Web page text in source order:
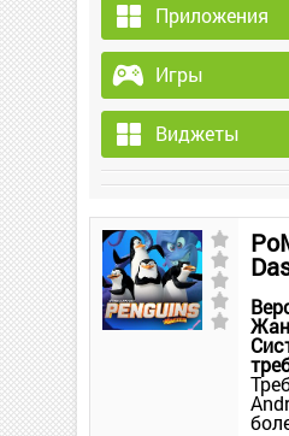
Приложения
Игры
Виджеты